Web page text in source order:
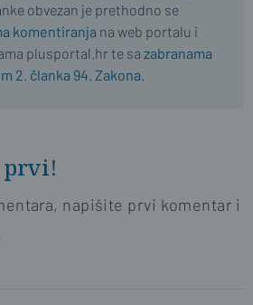
obvezan je prethodno se
komentiranja na web portalu i
plusportal.hr te sa zabranama
2. članka 94. Zakona.
prvi!
napišite prvi komentar i